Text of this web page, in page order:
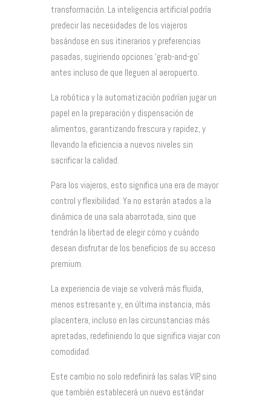
transformación. La inteligencia artificial podría
predecir las necesidades de los viajeros
basándose en sus itinerarios y preferencias
pasadas, sugiriendo opciones ‘grab-and-go’
antes incluso de que lleguen al aeropuerto.
La robótica y la automatización podrían jugar un
papel en la preparación y dispensación de
alimentos, garantizando frescura y rapidez, y
llevando la eficiencia a nuevos niveles sin
sacrificar la calidad.
Para los viajeros, esto significa una era de mayor
control y flexibilidad. Ya no estarán atados a la
dinámica de una sala abarrotada, sino que
tendrán la libertad de elegir cómo y cuándo
desean disfrutar de los beneficios de su acceso
premium.
La experiencia de viaje se volverá más fluida,
menos estresante y, en última instancia, más
placentera, incluso en las circunstancias más
apretadas, redefiniendo lo que significa viajar con
comodidad.
Este cambio no solo redefinirá las salas VIP, sino
que también establecerá un nuevo estándar